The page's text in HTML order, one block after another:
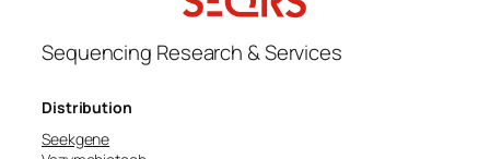
Sequencing Research & Services
Distribution
Seekgene